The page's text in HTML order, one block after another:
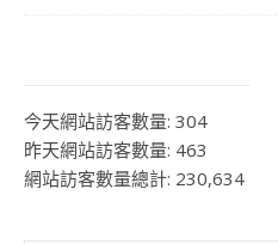
今天網站訪客數量: 304
昨天網站訪客數量: 463
網站訪客數量總計: 230,634